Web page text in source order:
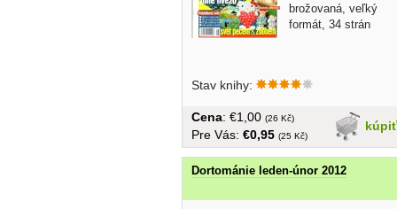
brožovaná, veľký
formát, 34 strán
Stav knihy:
kúpiť
Cena: €1,00 (26 Kč)
Pre Vás: €0,95 (25 Kč)
Dortománie leden-únor 2012